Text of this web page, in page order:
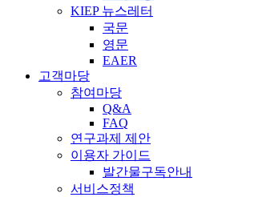
KIEP 뉴스레터
국문
영문
EAER
고객마당
참여마당
Q&A
FAQ
연구과제 제안
이용자 가이드
발간물구독안내
서비스정책